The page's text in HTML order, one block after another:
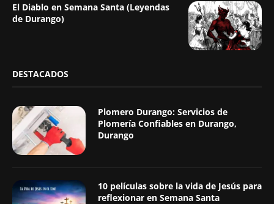
El Diablo en Semana Santa (Leyendas
de Durango)
DESTACADOS
Plomero Durango: Servicios de
Plomería Confiables en Durango,
Durango
10 películas sobre la vida de Jesús para
reflexionar en Semana Santa